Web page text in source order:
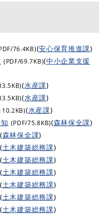
76.4KB)(安心保育推進課)
(PDF/69.7KB)(中小企業支援
(水産課)
(水産課)
(水産課)
(PDF/75.8KB)(森林保全課)
(森林保全課)
(土木建築総務課)
(土木建築総務課)
(土木建築総務課)
(土木建築総務課)
(土木建築総務課)
(土木建築総務課)